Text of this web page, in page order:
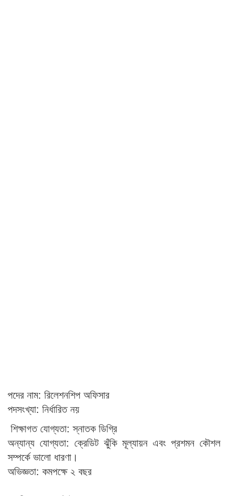
পদের নাম: রিলেশনশিপ অফিসার
পদসংখ্যা: নির্ধারিত নয়
শিক্ষাগত যোগ্যতা: স্নাতক ডিগ্রি
অন্যান্য যোগ্যতা: ক্রেডিট ঝুঁকি মূল্যায়ন এবং প্রশমন কৌশল
সম্পর্কে ভালো ধারণা।
অভিজ্ঞতা: কমপক্ষে ২ বছর